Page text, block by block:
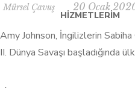
HIZMETLERIM
Mürsel Çavuş 20 Ocak
Amy Johnson, İngilizlerin Sabiha
II. Dünya Savaşı başladığında